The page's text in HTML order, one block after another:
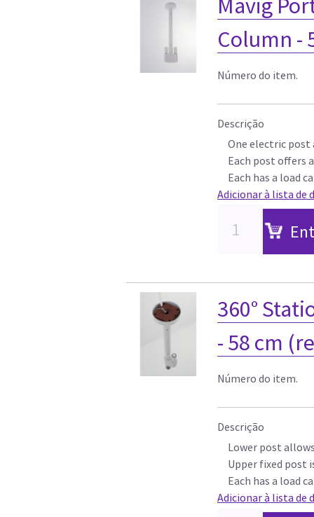
Column -
Número do item.
Descrição
One electric post
Each post offers
Each has a load
Adicionar à lista de
360°
- 58 cm
Número do item.
Descrição
Lower post
Upper fixed post
Each has a load
Adicionar à lista de